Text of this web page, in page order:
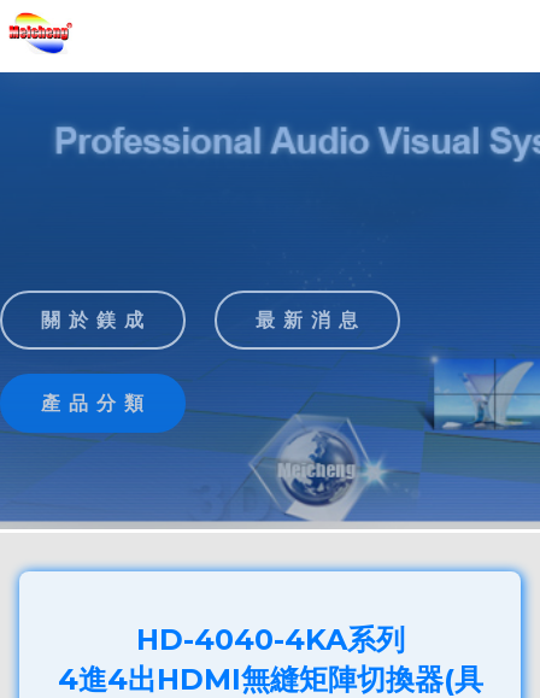
關 於 鎂 成 最 新 消 息
產 品 分 類
HD-4040-4KA系列
4進4出HDMI無縫矩陣切換器(具